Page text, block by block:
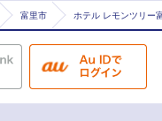
富里市 ホテル レモンツリー